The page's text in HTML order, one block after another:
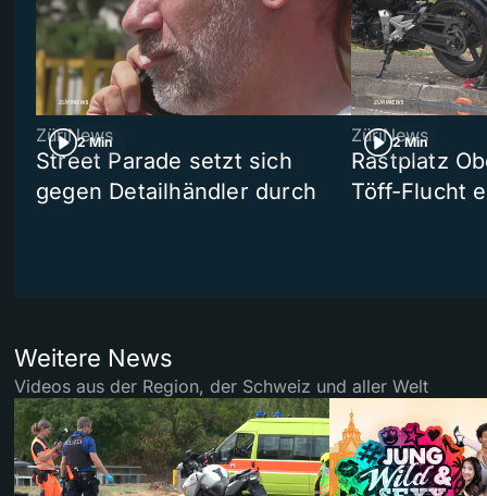
2 Min
ZüriNews
Street Parade setzt sich
gegen Detailhändler durch
2 Min
ZüriNews
Rastplatz
Töff-Flucht
Weitere News
Videos aus der Region, der Schweiz und aller Welt